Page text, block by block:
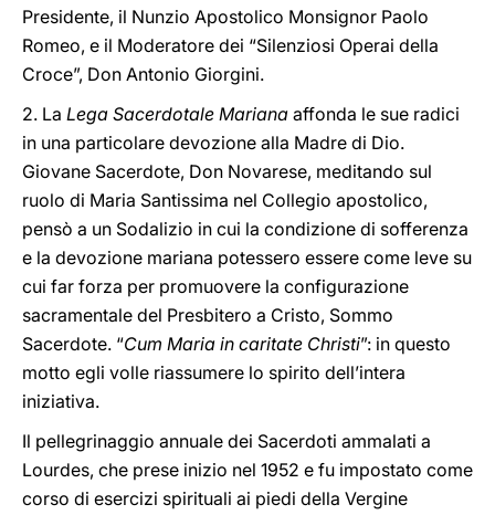
Presidente, il Nunzio Apostolico Monsignor Paolo
Romeo, e il Moderatore dei “Silenziosi Operai della
Croce”, Don Antonio Giorgini.
2. La Lega Sacerdotale Mariana affonda le sue radici
in una particolare devozione alla Madre di Dio.
Giovane Sacerdote, Don Novarese, meditando sul
ruolo di Maria Santissima nel Collegio apostolico,
pensò a un Sodalizio in cui la condizione di sofferenza
e la devozione mariana potessero essere come leve su
cui far forza per promuovere la configurazione
sacramentale del Presbitero a Cristo, Sommo
Sacerdote. “Cum Maria in caritate Christi”: in questo
motto egli volle riassumere lo spirito dell’intera
iniziativa.
Il pellegrinaggio annuale dei Sacerdoti ammalati a
Lourdes, che prese inizio nel 1952 e fu impostato come
corso di esercizi spirituali ai piedi della Vergine